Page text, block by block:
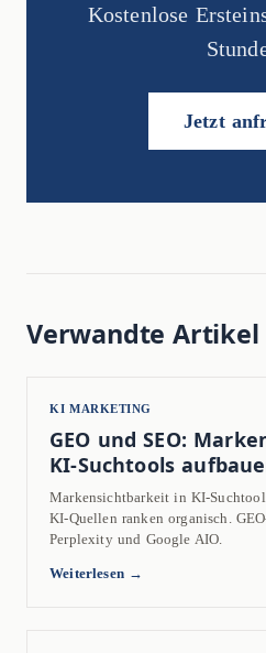
Kostenlose
Jetzt
Verwandte Artikel
KI MARKETING
GEO und SEO:
KI-Suchtools
Markensichtbarkeit in KI-
KI-Quellen ranken organisch.
Perplexity und Google AIO.
Weiterlesen →